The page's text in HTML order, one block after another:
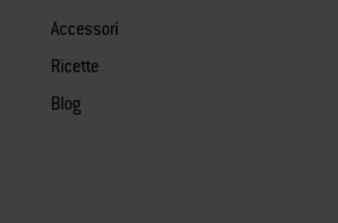
Accessori
Ricette
Blog